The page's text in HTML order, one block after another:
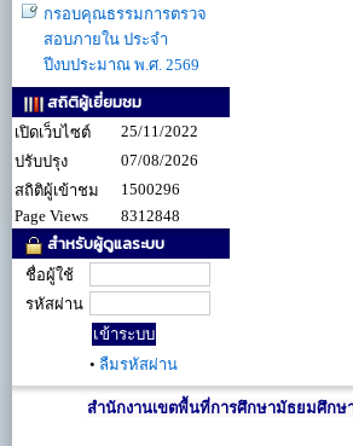
กรอบคุณธรรมการตรวจ
สอบภายใน ประจำ
ปีงบประมาณ พ.ศ. 2569
สถิติผู้เยี่ยมชม
เปิดเว็บไซต์
25/11/2022
ปรับปรุง
07/08/2026
สถิติผู้เข้าชม
1500296
Page Views
8312848
สำหรับผู้ดูแลระบบ
ชื่อผู้ใช้
รหัสผ่าน
• ลืมรหัสผ่าน
สำนักงานเขตพื้นที่การศึกษามัธยมศึกษ